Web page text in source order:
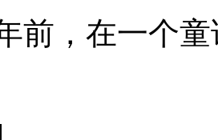
前，在一个